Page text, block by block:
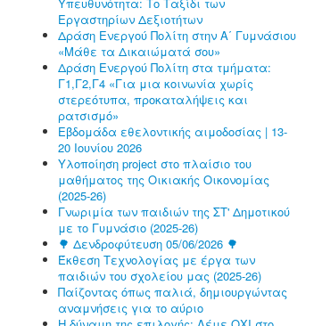
Εργαστηρίων Δεξιοτήτων
Δράση Ενεργού Πολίτη στην Α΄ Γυμνάσιου
«Μάθε τα Δικαιώματά σου»
Δράση Ενεργού Πολίτη στα τμήματα:
Γ1,Γ2,Γ4 «Για μια κοινωνία χωρίς
στερεότυπα, προκαταλήψεις και
ρατσισμό»
Εβδομάδα εθελοντικής αιμοδοσίας | 13-
20 Ιουνίου 2026
Υλοποίηση project στο πλαίσιο του
μαθήματος της Οικιακής Οικονομίας
(2025-26)
Γνωριμία των παιδιών της ΣΤ' Δημοτικού
με το Γυμνάσιο (2025-26)
🌳 Δενδροφύτευση 05/06/2026 🌳
Έκθεση Τεχνολογίας με έργα των
παιδιών του σχολείου μας (2025-26)
Παίζοντας όπως παλιά, δημιουργώντας
αναμνήσεις για το αύριο